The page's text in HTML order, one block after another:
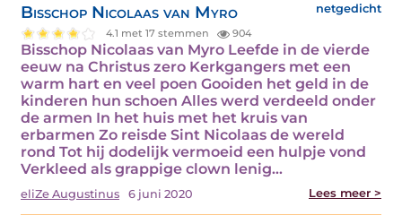
Bisschop Nicolaas van Myro netgedicht
4.1 met 17 stemmen 904
Bisschop Nicolaas van Myro Leefde in de vierde
eeuw na Christus zero Kerkgangers met een
warm hart en veel poen Gooiden het geld in de
kinderen hun schoen Alles werd verdeeld onder
de armen In het huis met het kruis van
erbarmen Zo reisde Sint Nicolaas de wereld
rond Tot hij dodelijk vermoeid een hulpje vond
Verkleed als grappige clown lenig…
eliZe Augustinus 6 juni 2020 Lees meer >